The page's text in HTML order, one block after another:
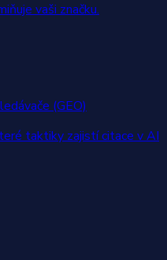
vaši značku.
(GEO)
taktiky zajistí citace v AI